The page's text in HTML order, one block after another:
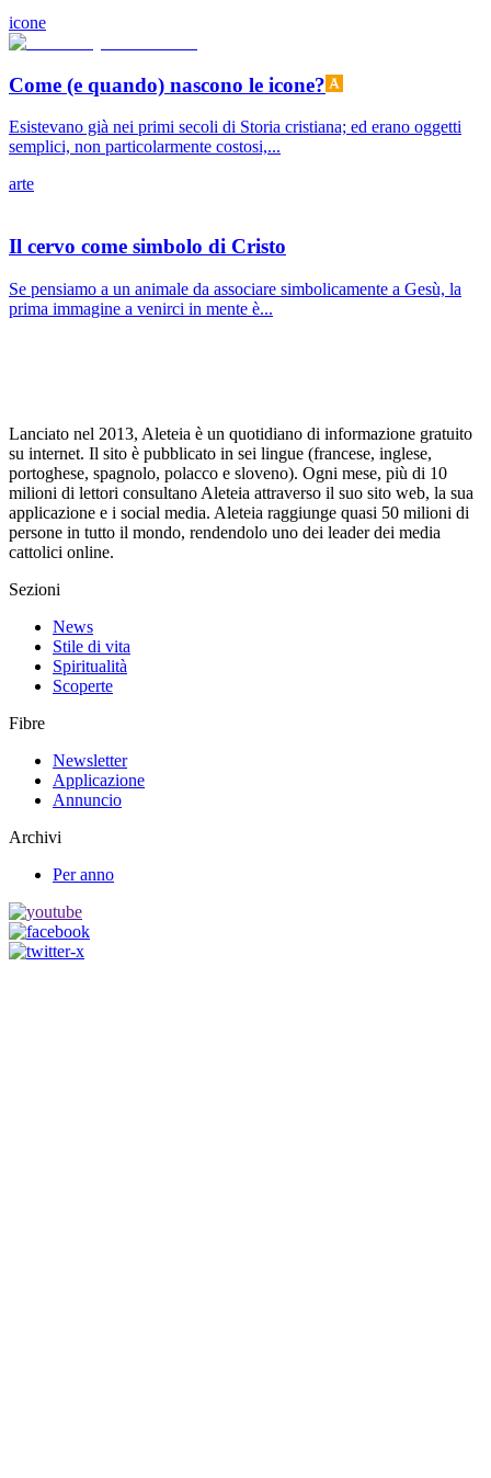
icone
Come (e quando) nascono le icone?
Esistevano già nei primi secoli di Storia cristiana; ed erano oggetti
semplici, non particolarmente costosi,...
arte
Il cervo come simbolo di Cristo
Se pensiamo a un animale da associare simbolicamente a Gesù, la
prima immagine a venirci in mente è...
Lanciato nel 2013, Aleteia è un quotidiano di informazione gratuito
su internet. Il sito è pubblicato in sei lingue (francese, inglese,
portoghese, spagnolo, polacco e sloveno). Ogni mese, più di 10
milioni di lettori consultano Aleteia attraverso il suo sito web, la sua
applicazione e i social media. Aleteia raggiunge quasi 50 milioni di
persone in tutto il mondo, rendendolo uno dei leader dei media
cattolici online.
Sezioni
News
Stile di vita
Spiritualità
Scoperte
Fibre
Newsletter
Applicazione
Annuncio
Archivi
Per anno